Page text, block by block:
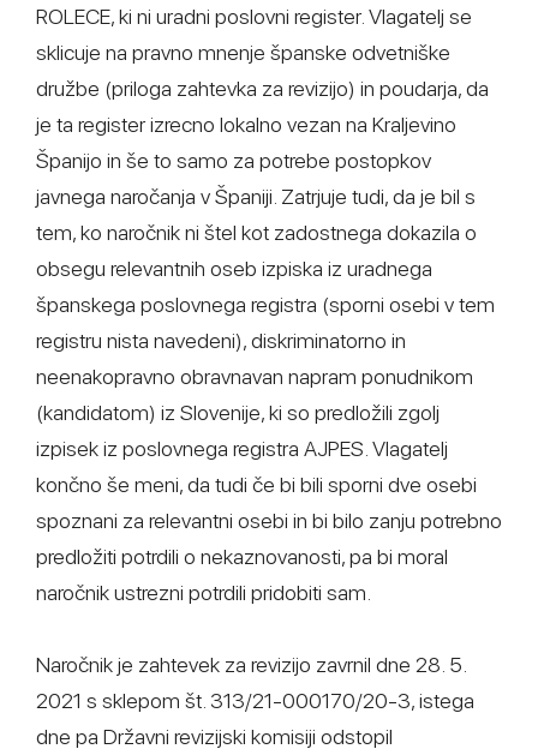
ROLECE, ki ni uradni poslovni register. Vlagatelj se
sklicuje na pravno mnenje španske odvetniške
družbe (priloga zahtevka za revizijo) in poudarja, da
je ta register izrecno lokalno vezan na Kraljevino
Španijo in še to samo za potrebe postopkov
javnega naročanja v Španiji. Zatrjuje tudi, da je bil s
tem, ko naročnik ni štel kot zadostnega dokazila o
obsegu relevantnih oseb izpiska iz uradnega
španskega poslovnega registra (sporni osebi v tem
registru nista navedeni), diskriminatorno in
neenakopravno obravnavan napram ponudnikom
(kandidatom) iz Slovenije, ki so predložili zgolj
izpisek iz poslovnega registra AJPES. Vlagatelj
končno še meni, da tudi če bi bili sporni dve osebi
spoznani za relevantni osebi in bi bilo zanju potrebno
predložiti potrdili o nekaznovanosti, pa bi moral
naročnik ustrezni potrdili pridobiti sam.
Naročnik je zahtevek za revizijo zavrnil dne 28. 5.
2021 s sklepom št. 313/21-000170/20-3, istega
dne pa Državni revizijski komisiji odstopil